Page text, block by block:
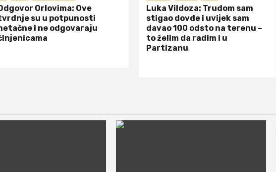
Orlovima: ​Ove
su u potpunosti
i ne odgovaraju
Luka Vildoza: Trudom sam
stigao dovde i uvijek sam
davao 100 odsto na terenu –
to želim da radim i u
Partizanu